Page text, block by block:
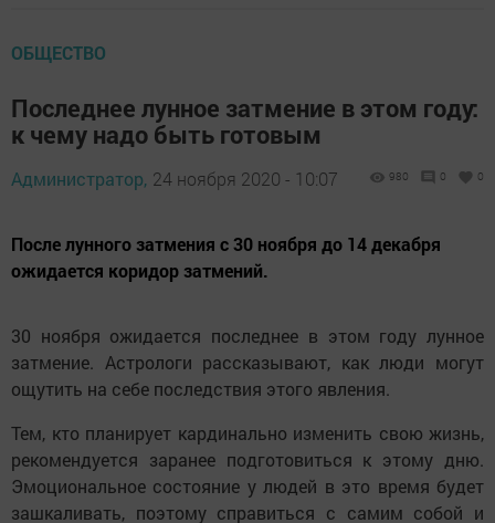
ОБЩЕСТВО
Последнее лунное затмение в этом году:
к чему надо быть готовым
Администратор, 24 ноября 2020 - 10:07 980 0 0
После лунного затмения с 30 ноября до 14 декабря
ожидается коридор затмений.
30 ноября ожидается последнее в этом году лунное
затмение. Астрологи рассказывают, как люди могут
ощутить на себе последствия этого явления.
Тем, кто планирует кардинально изменить свою жизнь,
рекомендуется заранее подготовиться к этому дню.
Эмоциональное состояние у людей в это время будет
зашкаливать, поэтому справиться с самим собой и